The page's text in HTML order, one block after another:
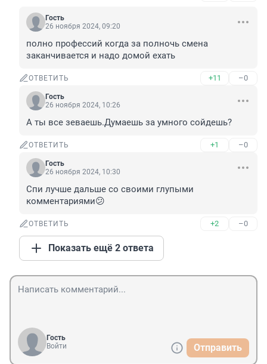
Гость
26 ноября 2024, 09:20
полно профессий когда за полночь смена
заканчивается и надо домой ехать
ОТВЕТИТЬ +11 –0
Гость
26 ноября 2024, 10:26
А ты все зеваешь.Думаешь за умного сойдешь?
ОТВЕТИТЬ +1 –0
Гость
26 ноября 2024, 10:30
Спи лучше дальше со своими глупыми
комментариями😕
ОТВЕТИТЬ +2 –0
Показать ещё 2 ответа
Гость
Войти
Отправить